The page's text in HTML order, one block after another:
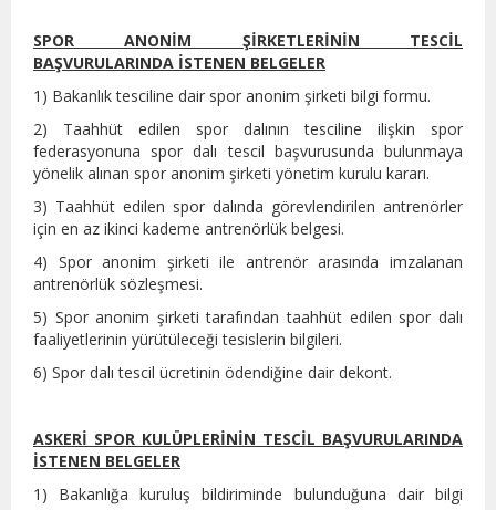
SPOR ANONİM ŞİRKETLERİNİN TESCİL
BAŞVURULARINDA İSTENEN BELGELER
1) Bakanlık tesciline dair spor anonim şirketi bilgi formu.
2) Taahhüt edilen spor dalının tesciline ilişkin spor
federasyonuna spor dalı tescil başvurusunda bulunmaya
yönelik alınan spor anonim şirketi yönetim kurulu kararı.
3) Taahhüt edilen spor dalında görevlendirilen antrenörler
için en az ikinci kademe antrenörlük belgesi.
4) Spor anonim şirketi ile antrenör arasında imzalanan
antrenörlük sözleşmesi.
5) Spor anonim şirketi tarafından taahhüt edilen spor dalı
faaliyetlerinin yürütüleceği tesislerin bilgileri.
6) Spor dalı tescil ücretinin ödendiğine dair dekont.
ASKERİ SPOR KULÜPLERİNİN TESCİL BAŞVURULARINDA
İSTENEN BELGELER
1) Bakanlığa kuruluş bildiriminde bulunduğuna dair bilgi